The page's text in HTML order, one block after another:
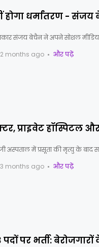
होगा धर्मांतरण - संजय
संजय बेचैन ने अपने सोशल
2 months ago
और पढ़ें
प्राइवेट हॉस्पिटल
अस्पताल में प्रसूता की मृत्यु के बाद
3 months ago
और पढ़ें
पर भर्ती: